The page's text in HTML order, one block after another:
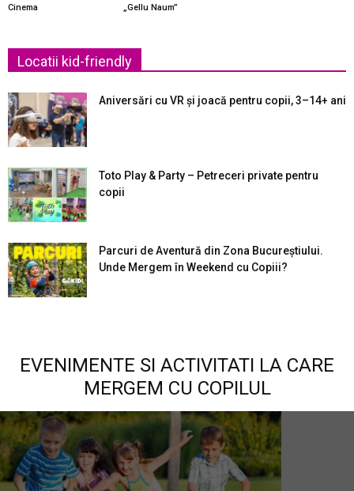
Cinema
„Gellu Naum”
Locatii kid-friendly
Aniversări cu VR și joacă pentru copii, 3–14+ ani
Toto Play & Party – Petreceri private pentru
copii
Parcuri de Aventură din Zona Bucureştiului.
Unde Mergem în Weekend cu Copiii?
EVENIMENTE SI ACTIVITATI LA CARE
MERGEM CU COPILUL